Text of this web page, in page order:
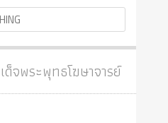
ด็จพระพุทธโฆษาจารย์